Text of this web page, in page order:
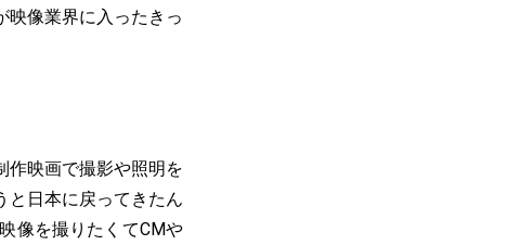
映像業界に入ったきっ
作映画で撮影や照明を
と日本に戻ってきたん
像を撮りたくてCMや